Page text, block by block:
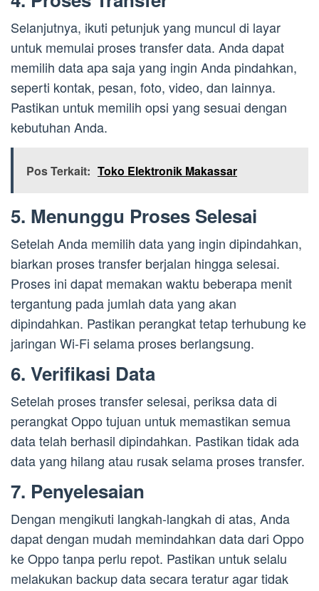
Selanjutnya, ikuti petunjuk yang muncul di layar
untuk memulai proses transfer data. Anda dapat
memilih data apa saja yang ingin Anda pindahkan,
seperti kontak, pesan, foto, video, dan lainnya.
Pastikan untuk memilih opsi yang sesuai dengan
kebutuhan Anda.
Pos Terkait: Toko Elektronik Makassar
5. Menunggu Proses Selesai
Setelah Anda memilih data yang ingin dipindahkan,
biarkan proses transfer berjalan hingga selesai.
Proses ini dapat memakan waktu beberapa menit
tergantung pada jumlah data yang akan
dipindahkan. Pastikan perangkat tetap terhubung ke
jaringan Wi-Fi selama proses berlangsung.
6. Verifikasi Data
Setelah proses transfer selesai, periksa data di
perangkat Oppo tujuan untuk memastikan semua
data telah berhasil dipindahkan. Pastikan tidak ada
data yang hilang atau rusak selama proses transfer.
7. Penyelesaian
Dengan mengikuti langkah-langkah di atas, Anda
dapat dengan mudah memindahkan data dari Oppo
ke Oppo tanpa perlu repot. Pastikan untuk selalu
melakukan backup data secara teratur agar tidak